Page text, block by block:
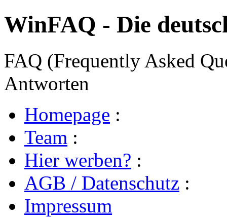
WinFAQ - Die
FAQ (Frequently Asked
Antworten
Homepage :
Team :
Hier werben? :
AGB / Datenschutz :
Impressum